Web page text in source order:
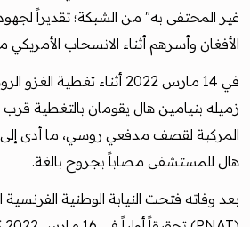
غير المحتفى به" من الشبكة؛ تقديراً
الأفغان وأسرهم أثناء الانسحاب
في 14 مارس 2022 أثناء تغطية
زميله بنيامين هال يقومان بالتغطية
المركبة لقصف مدفعي روسي، ما أدى إلى
هال للمستشفى مصاباً بجروح بالغة.
بعد وفاته فتحت النيابة الوطنية